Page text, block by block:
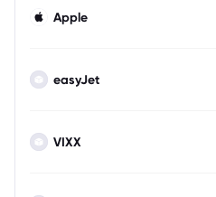
Apple
easyJet
VIXX